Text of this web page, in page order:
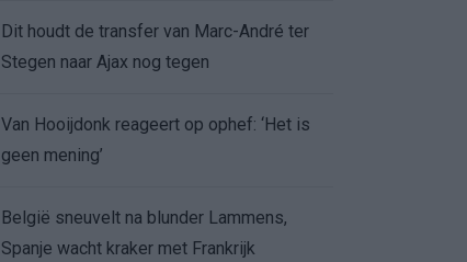
Dit houdt de transfer van Marc-André ter
Stegen naar Ajax nog tegen
Van Hooijdonk reageert op ophef: ‘Het is
geen mening’
België sneuvelt na blunder Lammens,
Spanje wacht kraker met Frankrijk